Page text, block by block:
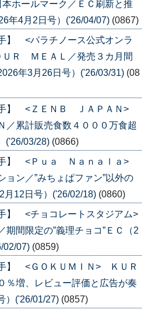
ホールマーク／ＥＣ刷新と推
年4月2日号）('26/04/07) (0867)
】 <パラチノース公式オンラ
Ｒ ＭＥＡＬ／発売３カ月間
年3月26日号）('26/03/31) (08
手】 <ＺＥＮＢ ＪＡＰＡＮ>
累計販売食数４０００万食超
('26/03/28) (0866)
手】 <Ｐｕａ Ｎａｎａｌａ>
ョン／”みちょぱファン”以外の
月12日号）('26/02/18) (0860)
】 <チョコレートスタジアム>
間限定の”義理チョコ”ＥＣ（2
02/07) (0859)
手】 <ＧＯＫＵＭＩＮ> ＫＵＲ
％増、レビュー評価と広告が奏
）('26/01/27) (0857)